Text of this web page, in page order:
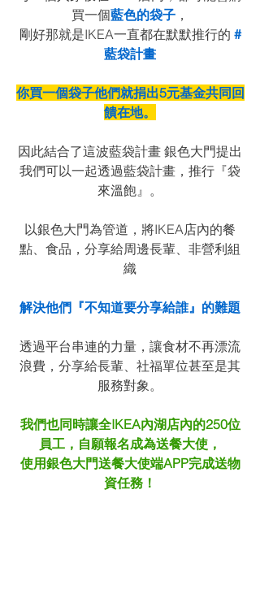
買一個藍色的袋子 ，
剛好那就是IKEA一直都在默默推行的 #
藍袋計畫
你買一個袋子他們就捐出5元基金共同回
饋在地。
因此結合了這波藍袋計畫 銀色大門提出
我們可以一起透過藍袋計畫，推行『袋
來溫飽』。
以銀色大門為管道，將IKEA店內的餐
點、食品，分享給周邊長輩、非營利組
織
解決他們『不知道要分享給誰』的難題
透過平台串連的力量，讓食材不再漂流
浪費，分享給長輩、社福單位甚至是其
服務對象。
我們也同時讓全IKEA內湖店內的250位
員工，自願報名成為送餐大使，
使用銀色大門送餐大使端APP完成送物
資任務！